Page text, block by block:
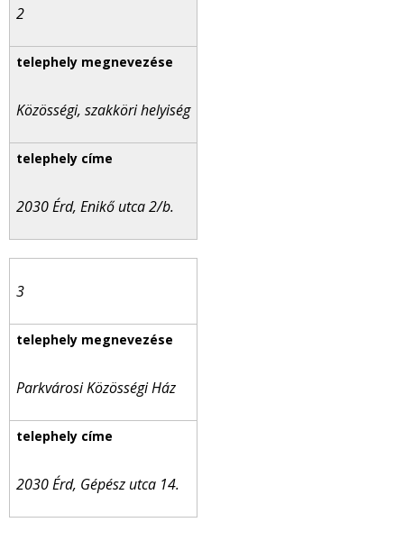
2
Közösségi, szakköri helyiség
2030 Érd, Enikő utca 2/b.
3
Parkvárosi Közösségi Ház
2030 Érd, Gépész utca 14.